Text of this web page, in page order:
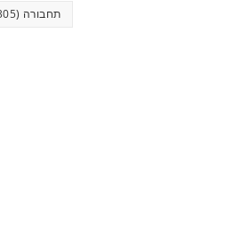
תחבורה (305)